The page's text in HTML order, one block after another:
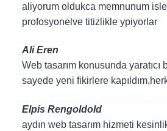
aliyorum oldukca memnunum
profosyonelve titizlikle ypiyorlar
Ali Eren
Web tasarım konusunda yaratıcı
sayede yeni fikirlere
Elpis Rengoldold
aydın web tasarım hizmeti